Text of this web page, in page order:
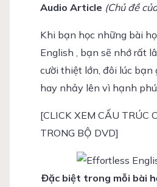
Audio Article (Chủ đề
Khi bạn học những bài
English , bạn sẽ nhớ rất
cười thiệt lớn, đôi lúc bạn
hay nhảy lên vì hạnh
[CLICK XEM CẤU TRÚC
TRONG BỘ DVD]
Đặc biệt trong mỗi bài